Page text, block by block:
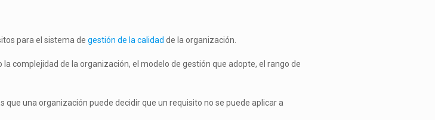
para el sistema de gestión de la calidad de la organización.
complejidad de la organización, el modelo de gestión que adopte, el rango de
que una organización puede decidir que un requisito no se puede aplicar a